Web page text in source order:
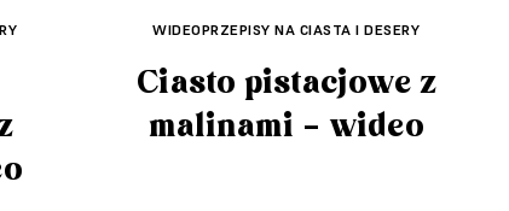
WIDEOPRZEPISY NA CIASTA I DESERY
Ciasto pistacjowe z
malinami – wideo